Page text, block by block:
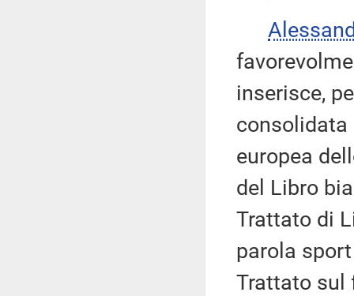
inserisce,
consolidata
europea
del Libro
Trattato di
parola
Trattato sul